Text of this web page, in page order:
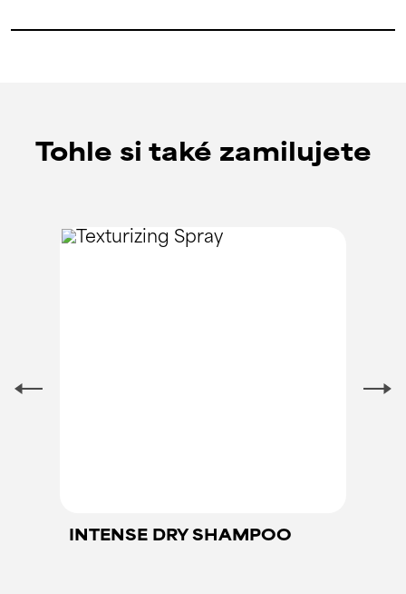
Tohle si také zamilujete
INTENSE DRY SHAMPOO